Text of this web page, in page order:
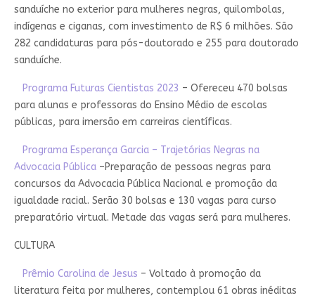
sanduíche no exterior para mulheres negras, quilombolas,
indígenas e ciganas, com investimento de R$ 6 milhões. São
282 candidaturas para pós-doutorado e 255 para doutorado
sanduíche.
Programa Futuras Cientistas 2023 – Ofereceu 470 bolsas
para alunas e professoras do Ensino Médio de escolas
públicas, para imersão em carreiras científicas.
Programa Esperança Garcia – Trajetórias Negras na
Advocacia Pública–Preparação de pessoas negras para
concursos da Advocacia Pública Nacional e promoção da
igualdade racial. Serão 30 bolsas e 130 vagas para curso
preparatório virtual. Metade das vagas será para mulheres.
CULTURA
Prêmio Carolina de Jesus – Voltado à promoção da
literatura feita por mulheres, contemplou 61 obras inéditas